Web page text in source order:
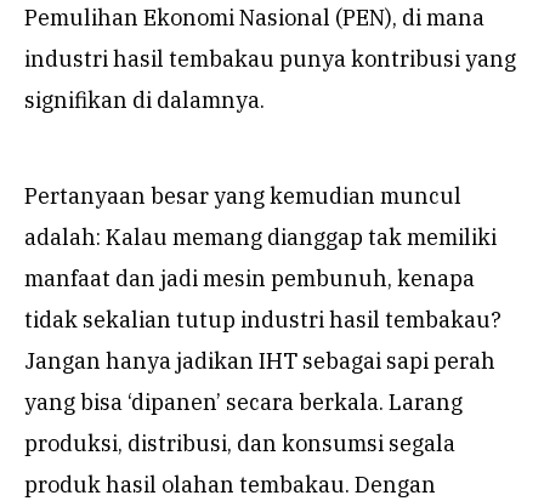
Pemulihan Ekonomi Nasional (PEN), di mana
industri hasil tembakau punya kontribusi yang
signifikan di dalamnya.
Pertanyaan besar yang kemudian muncul
adalah: Kalau memang dianggap tak memiliki
manfaat dan jadi mesin pembunuh, kenapa
tidak sekalian tutup industri hasil tembakau?
Jangan hanya jadikan IHT sebagai sapi perah
yang bisa ‘dipanen’ secara berkala. Larang
produksi, distribusi, dan konsumsi segala
produk hasil olahan tembakau. Dengan